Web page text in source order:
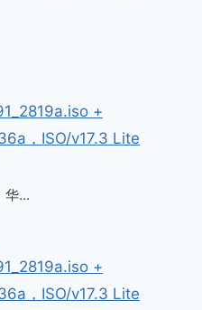
+
，ISO/v17.3 Lite
华…
+
，ISO/v17.3 Lite